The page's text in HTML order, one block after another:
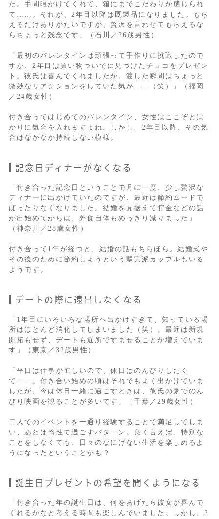
た。手間暇かけてくれて、箱にまでこだわりが感じられ
て……。それが、2年目以降は既製品になりました。もら
えるだけありがたいですが、贅沢を言わせてもらえるな
らちょっと残念です」（石川／26歳男性）
「最初のバレンタインは頑張って手作りに挑戦したので
すが、2年目は買い物ついでに見つけたチョコをプレゼン
ト。彼氏は喜んでくれましたが、渡した瞬間はちょっと
微妙なリアクションをしていた気が……（笑）」（福岡
／24歳女性）
付き合ってはじめてのバレンタイン、女性はここぞとば
かりに気合を入れますよね。しかし、2年目以降、その気
合はなかなか持続しない模様。
記念日ディナーがなくなる
「付き合った記念日ということで月に一度、少し贅沢な
ディナーに出かけていたのですが、最近は節約ムードで
ぱったりなくなりました。結婚を見据えて貯金などの話
が出始めてからは、外食自体もめっきり減りました」
（神奈川／28歳女性）
付き合って1年が経つと、結婚の話もちらほら。結婚式や
その後のために節約しようという堅実派カップルもいる
ようです。
デートの際に遠出しなくなる
「1年目にいろいろな場所へ出かけすぎて、知っている場
所はほとんど消化してしまいました（笑）。最近は新規
開拓もせず、デートも近所ですませることが増えていま
す」（東京／32歳男性）
「平日は仕事が忙しいので、休日はのんびりしたく
て……。付き合い始めの頃はそれでもよく出かけていま
したが、今は休日一緒に過ごすときは、彼氏の家でのん
びり映画を観ることが多いです」（千葉／29歳女性）
二人でのイベントを一通り経験することで満足してしま
い、あとは惰性で過ごすパターン。良く言えば、特別な
ことをしなくても、日々のなにげない生活を楽しめるよ
うになったということかも？
誕生日プレゼントの希望を聞くようになる
「付き合った年の誕生日は、何をあげたら彼女が喜んで
くれるかなと考える時間も楽しんでいました。しかし、2